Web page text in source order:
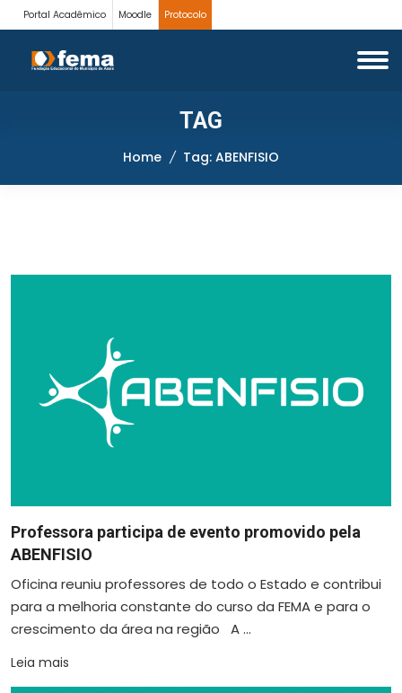
Portal Acadêmico Moodle Protocolo
TAG
Home Tag: ABENFISIO
Professora participa de evento promovido pela
ABENFISIO
Oficina reuniu professores de todo o Estado e contribui
para a melhoria constante do curso da FEMA e para o
crescimento da área na região A ...
Leia mais